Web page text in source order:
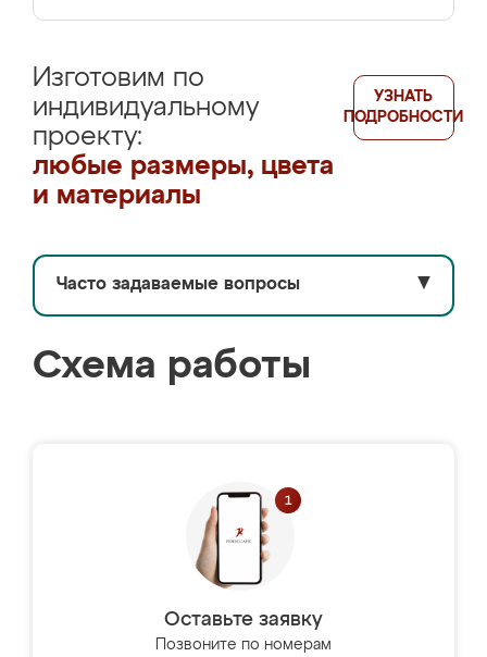
Изготовим по
индивидуальному
проекту:
любые размеры, цвета
и материалы
УЗНАТЬ
ПОДРОБНОСТИ
Часто задаваемые вопросы ▼
Схема работы
Оставьте заявку
Позвоните по номерам